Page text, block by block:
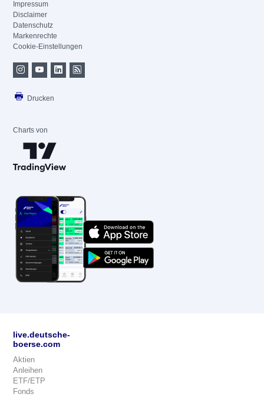
Impressum
Disclaimer
Datenschutz
Markenrechte
Cookie-Einstellungen
Drucken
Charts von
live.deutsche-
boerse.com
Aktien
Anleihen
ETF/ETP
Fonds